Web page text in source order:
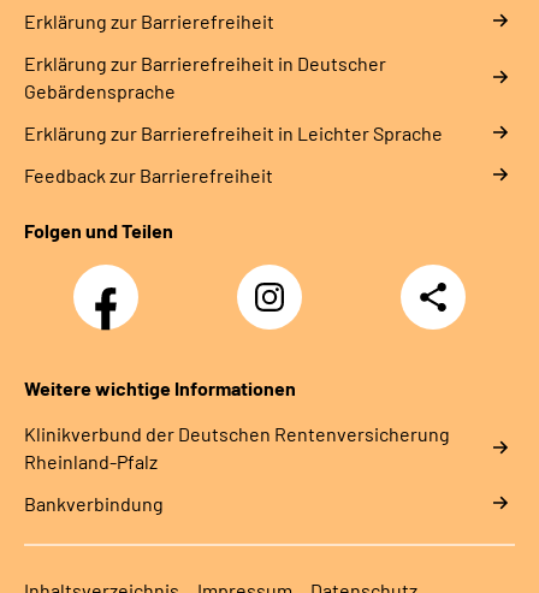
Erklärung zur Barrierefreiheit
Erklärung zur Barrierefreiheit in Deutscher
Gebärdensprache
Erklärung zur Barrierefreiheit in Leichter Sprache
Feedback zur Barrierefreiheit
Folgen und Teilen
Facebook
Instagram
DRV
Nachwuchskräfte
Teilen
Weitere wichtige Informationen
Klinikverbund der Deutschen Rentenversicherung
Rheinland-Pfalz
Bankverbindung